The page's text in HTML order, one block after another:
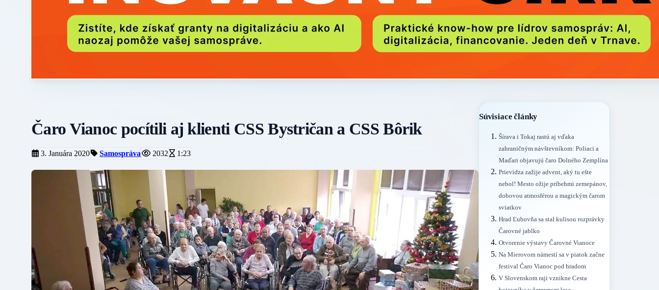
Čaro Vianoc pocítili aj klienti CSS Bystričan a CSS Bôrik
3. Januára 2020 Samospráva 2032 1:23
Súvisiace články
Šírava i Tokaj rastú aj vďaka
zahraničným návštevníkom: Poliaci a
Maďari objavujú čaro Dolného Zemplína
Prievidza zažije advent, aký tu ešte
nebol! Mesto ožije príbehmi zemepánov,
dobovou atmosférou a magickým čarom
sviatkov
Hrad Ľubovňa sa stal kulisou rozprávky
Čarovné jablko
Otvorenie výstavy Čarovné Vianoce
Na Mierovom námestí sa v piatok začne
festival Čaro Vianoc pod hradom
V Slovenskom raji vznikne Cesta